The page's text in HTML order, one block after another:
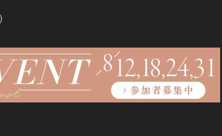
情報